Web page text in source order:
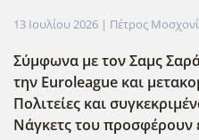
13 Ιουλίου 2026 | Πέτρος
Σύμφωνα με τον Σαμς
την Euroleague και
Πολιτείες και
Νάγκετς του προσφέρουν